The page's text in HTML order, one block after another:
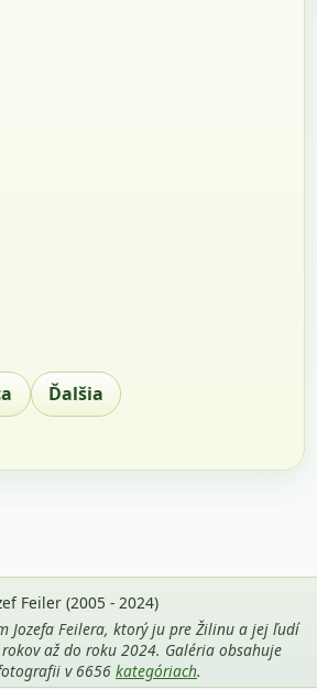
Ďalšia
Feiler (2005 - 2024)
Jozefa Feilera, ktorý ju pre Žilinu a jej ľudí
až do roku 2024. Galéria obsahuje
v 6656 kategóriach.